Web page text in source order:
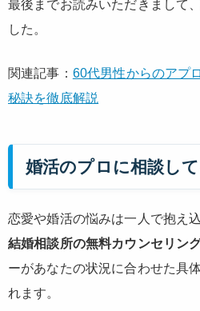
最後までお読みいただきまして
した。
関連記事： 60代男性からのアプ
秘訣を徹底解説
婚活のプロに相談し
恋愛や婚活の悩みは一人で抱え
結婚相談所の無料カウンセリン
ーがあなたの状況に合わせた具
れます。